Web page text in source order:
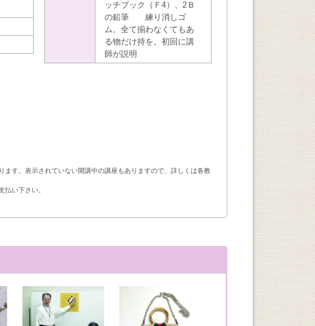
ッチブック（Ｆ4）、2Ｂ
の鉛筆 練り消しゴ
ム。全て揃わなくてもあ
る物だけ持を。初回に講
師が説明
す。表示されていない開講中の講座もありますので、詳しくは各教
い下さい。